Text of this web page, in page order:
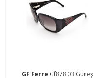
GF Ferre Gf878 03 Güneş